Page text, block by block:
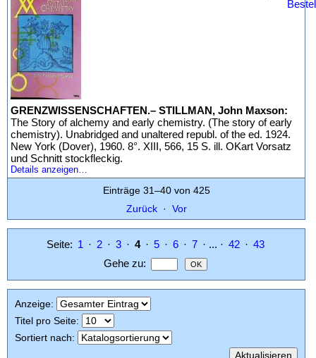
GRENZWISSENSCHAFTEN.– STILLMAN, John Maxson:
The Story of alchemy and early chemistry. (The story of early
chemistry). Unabridged and unaltered republ. of the ed. 1924.
New York (Dover), 1960. 8°. XIII, 566, 15 S. ill. OKart Vorsatz
und Schnitt stockfleckig.
Details anzeigen…
Einträge 31–40 von 425
Zurück · Vor
Seite: 1 · 2 · 3 · 4 · 5 · 6 · 7 · ... · 42 · 43
Gehe zu:
Anzeige:
Titel pro Seite:
Sortiert nach: